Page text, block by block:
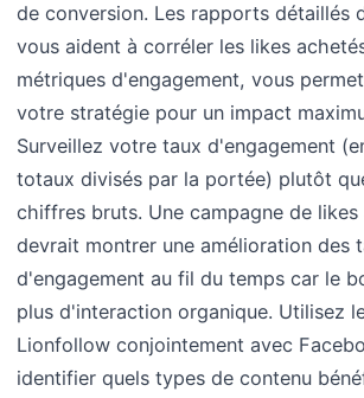
de conversion. Les rapports détaillés
vous aident à corréler les likes
métriques d'engagement, vous
votre stratégie pour un impact
Surveillez votre taux d'engagement
totaux divisés par la portée) plutôt
chiffres bruts. Une campagne de likes
devrait montrer une amélioration des
d'engagement au fil du temps car le
plus d'interaction organique. Utilisez
Lionfollow conjointement avec
identifier quels types de contenu